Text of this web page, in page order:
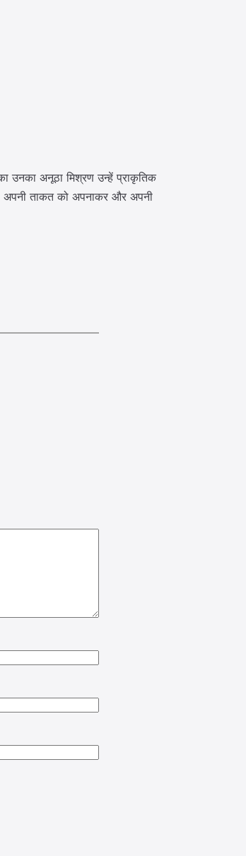
उनका अनूठा मिश्रण उन्हें प्राकृतिक
अपनी ताकत को अपनाकर और अपनी